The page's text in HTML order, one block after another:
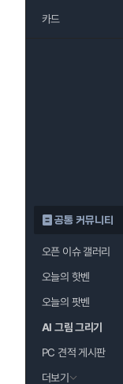
카드
공통 커뮤니티
오픈 이슈 갤러리
오늘의 핫벤
오늘의 팟벤
AI 그림 그리기
PC 견적 게시판
더보기